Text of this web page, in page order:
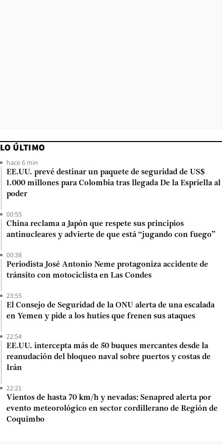
LO ÚLTIMO
hace 6 min
EE.UU. prevé destinar un paquete de seguridad de US$
1.000 millones para Colombia tras llegada De la Espriella al
poder
00:55
China reclama a Japón que respete sus principios
antinucleares y advierte de que está “jugando con fuego”
00:38
Periodista José Antonio Neme protagoniza accidente de
tránsito con motociclista en Las Condes
23:55
El Consejo de Seguridad de la ONU alerta de una escalada
en Yemen y pide a los hutíes que frenen sus ataques
22:54
EE.UU. intercepta más de 50 buques mercantes desde la
reanudación del bloqueo naval sobre puertos y costas de
Irán
22:21
Vientos de hasta 70 km/h y nevadas: Senapred alerta por
evento meteorológico en sector cordillerano de Región de
Coquimbo